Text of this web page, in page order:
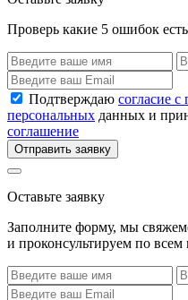
Проверь какие 5 ошибок
Подтверждаю согласие
персональных данных и
соглашение
Отправить заявку
Оставьте заявку
Заполните форму, мы
и проконсультируем по всем